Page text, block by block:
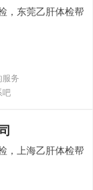
，东莞乙肝体检帮
务
吧
，上海乙肝体检帮